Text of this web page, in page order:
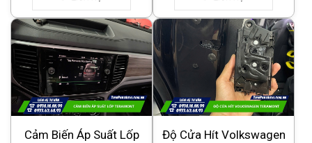
Cảm Biến Áp Suất Lốp
Độ Cửa Hít Volkswagen